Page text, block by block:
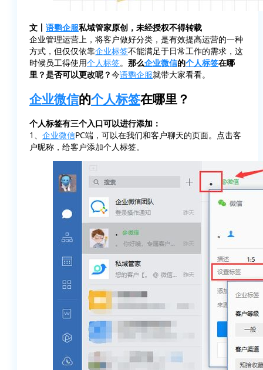
文丨 语鹦企服私域管家原创，未经授权不得转载
企业管理运营上，将客户做好分类，是有效提高运营的一种
方式，但仅仅依靠企业标签不能满足于日常工作的需求，这
时候员工得使用个人标签。 那么企业微信的个人标签在哪
里？是否可以更改呢？今语鹦企服就带大家看看。
企业微信的个人标签在哪里？
个人标签有三个入口可以进行添加：
1、 企业微信PC端，可以在我们和客户聊天的页面。点击客
户昵称，给客户添加个人标签。